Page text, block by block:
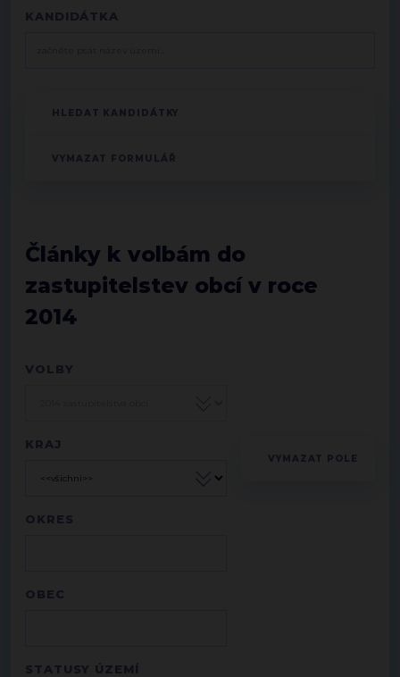
KANDIDÁTKA
Články k volbám do
zastupitelstev obcí v roce
2014
VOLBY
KRAJ
OKRES
OBEC
STATUSY ÚZEMÍ